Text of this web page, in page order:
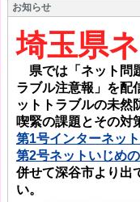
お知らせ
埼玉県
県では「ネット問
ラブル注意報」を配
ットトラブルの未然
喫緊の課題とその対
第1号インターネッ
第2号ネットいじめ
併せて深谷市より出
い。